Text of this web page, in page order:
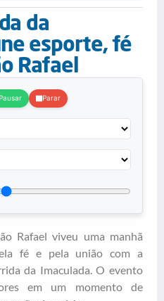
da
esporte, fé
Rafael.
Pausar Parar
Rafael viveu uma manhã
fé e pela união com a
da Imaculada. O evento
em um momento de